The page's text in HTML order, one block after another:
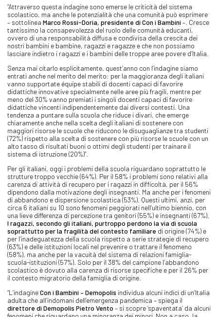
“Attraverso questa indagine sono emerse le criticità del sistema
scolastico, ma anche le potenzialità che una comunità può esprimere
– sottolinea Marco Rossi-Doria, presidente di Con i Bambini–. Cresce
tantissimo la consapevolezza del ruolo delle comunità educanti,
ovvero di una responsabilità diffusa e condivisa della crescita dei
nostri bambini e bambine, ragazzi e ragazze e che non possiamo
lasciare indietro i ragazzi e i bambini delle troppe aree povere d’Italia.
Senza mai citarlo esplicitamente, quest’anno con l’indagine siamo
entrati anche nel merito del merito: per la maggioranza degli italiani
vanno supportate équipe stabili di docenti capaci di favorire
didattiche innovative specialmente nelle aree più fragili, mentre per
meno del 30% vanno premiati i singoli docenti capaci di favorire
didattiche vincenti indipendentemente dai diversi contesti. Una
tendenza a puntare sulla scuola che riduce i divari, che emerge
chiaramente anche nella scelta degli italiani di sostenere con
maggiori risorse le scuole che riducono le disuguaglianze tra studenti
(72%) rispetto alla scelta di sostenere con più risorse le scuole con un
alto tasso di risultati buoni o ottimi degli studenti per trainare il
sistema di istruzione (20%)”.
Per gli italiani, oggi i problemi della scuola riguardano soprattutto le
strutture troppo vecchie (64%). Per il 58% i problemi sono relativi alla
carenza di attività di recupero per i ragazzi in difficoltà, per il 56%
dipendono dalla motivazione degli insegnanti. Ma anche per i fenomeni
di abbandono e dispersione scolastica (53%). Questi ultimi, anzi, per
circa 6 italiani su 10 sono fenomeni peggiorati nell’ultimo biennio, con
una lieve differenza di percezione tra genitori (55%) e insegnanti (67%).
I ragazzi, secondo gli italiani, purtroppo perdono la via di scuola
soprattutto per la fragilità del contesto familiare di origine (74%) e
per l’inadeguatezza della scuola rispetto a serie strategie di recupero
(63%) e delle istituzioni locali nel prevenire o trattare il fenomeno
(58%), ma anche per la vacuità del sistema di relazioni famiglia-
scuola-istituzioni (57%). Solo per il 38% del campione l’abbandono
scolastico è dovuto alla carenza di risorse specifiche e per il 26% per
il contesto migratorio della famiglia di origine.
“L’indagineCon i Bambini – Demopolis individua alcuni indici di un’Italia
adulta che all’indomani dell’emergenza pandemica – spiega il
direttore di Demopolis Pietro Vento – si scopre ‘spaventata’ da alcuni